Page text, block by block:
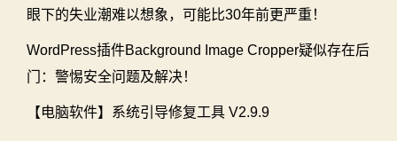
眼下的失业潮难以想象，可能比30年前更严重！
WordPress插件Background Image Cropper疑似存在后
门：警惕安全问题及解决！
【电脑软件】系统引导修复工具 V2.9.9